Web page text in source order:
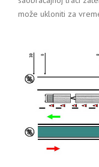
može ukloniti za